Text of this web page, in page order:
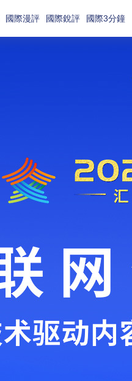
國際漫評 國際銳評 國際3分鐘